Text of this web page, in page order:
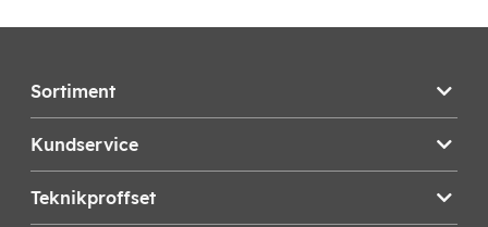
Sortiment
Kundservice
Teknikproffset